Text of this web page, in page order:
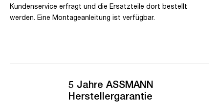
Kundenservice erfragt und die Ersatzteile dort bestellt
werden. Eine Montageanleitung ist verfügbar.
5 Jahre ASSMANN
Herstellergarantie